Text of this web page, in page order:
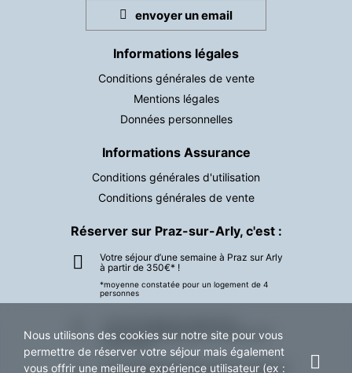
envoyer un email
Informations légales
Conditions générales de vente
Mentions légales
Données personnelles
Informations Assurance
Conditions générales d'utilisation
Conditions générales de vente
Réserver sur Praz-sur-Arly, c'est :
Votre séjour d’une semaine à Praz sur Arly
à partir de 350€* !
*moyenne constatée pour un logement de 4
personnes
Trouver un hébergement n’a jamais été
Une vraie équipe basée à Praz sur Arly, qui
Nous utilisons des cookies sur notre site pour vous
permettre de réserver votre séjour mais également
vous offrir une meilleure expérience utilisateur (ex :